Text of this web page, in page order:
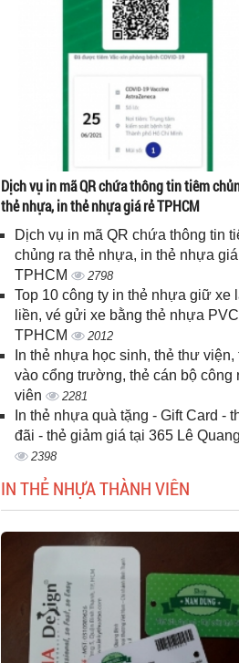
Dịch vụ in mã QR chứa thông tin tiêm
thẻ nhựa, in thẻ nhựa giá rẻ TPHCM
Dịch vụ in mã QR chứa thông tin
chủng ra thẻ nhựa, in thẻ nhựa
TPHCM
2798
Top 10 công ty in thẻ nhựa giữ xe
liền, vé gửi xe bằng thẻ nhựa PVC
TPHCM
2012
In thẻ nhựa học sinh, thẻ thư viện,
vào cổng trường, thẻ cán bộ công
viên
2281
In thẻ nhựa quà tặng - Gift Card -
đãi - thẻ giảm giá tại 365 Lê
2398
IN THẺ NHỰA THÀNH VIÊN